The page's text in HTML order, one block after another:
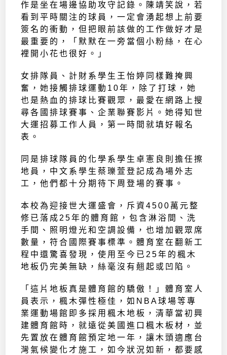
作是坐在場邊協助攻守記錄。陳靖笑說，若
看到平時關注的球員，一定會湧起想上前要
簽名的衝動，但把眼前該做的工作做好才是
最重要的，「默默在一旁當個小粉絲，在心
裡開小花也很好。」
女排隊員、計財系學生王怡婷同樣難掩興
奮，她接觸排球運動10年，除了打球，她
也是熱血的排球比賽觀眾，最愛在網路上搜
尋各國排球賽事、企業聯賽影片。她得知世
大運招募工作人員，第一時間就填好報名
表。
同是排球隊員的化學系學生卓憲良則擔任擦
地員，中文系學生蔡瓅萱登記成為場外志
工，他們都十分期待下周登場的賽事。
本校為迎接世大運盛會，斥資4500萬元整
修已落成25年的體育館，包含淋浴間、洗
手間、照明燈光和空調設備，也增加觀眾席
數量，符合國際賽事標準。體育室在翻新工
程中還驚喜發現，使用至今已25年的楓木
地板仍完美無缺，絲毫沒有翹起或凹陷。
「這片地板真是體育館的驕傲！」體育室人
員表示，楓木彈性極佳，如NBA球場等專
業運動場館即多採用楓木地板，清華當初興
建體育館時，就遠從美國進口楓木板材，並
先置放在體育館預定地一年，讓木頭適應台
灣氣候變化才施工，如今狀況如新，都要感